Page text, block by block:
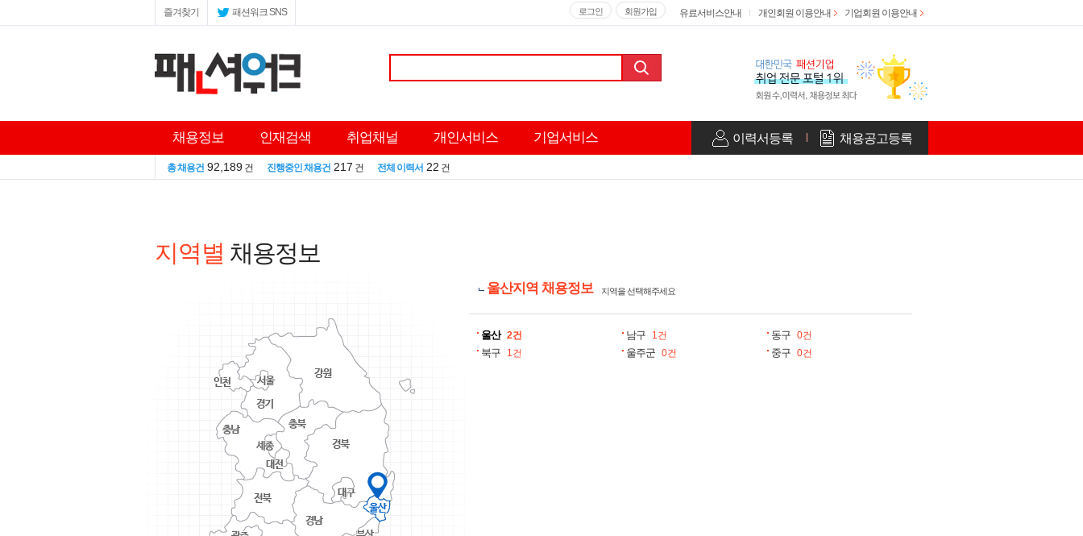
즐겨찾기 패션워크 SNS 로그인 회원가입 유료서비스안내 개인회원 이용안내 기업회원 이용안내
채용정보 인재검색 취업채널 개인서비스 기업서비스 이력서등록 채용공고등록
총 채용건 92,189 건 진행중인 채용건 217 건 전체 이력서 22 건
지역별 채용정보
울산지역 채용정보 지역을 선택해주세요
울산 2건 남구 1건 동구 0건
북구 1건 울주군 0건 중구 0건